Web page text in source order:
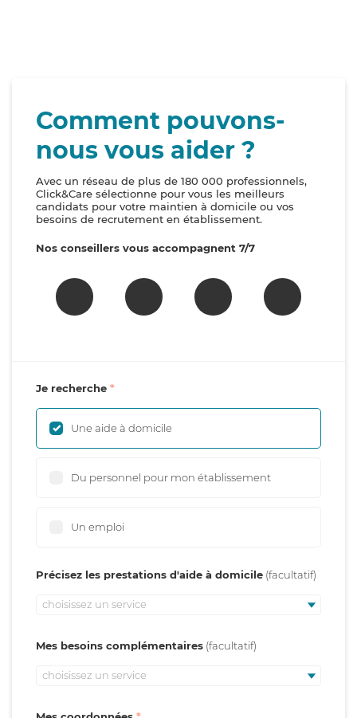
Comment pouvons-
nous vous aider ?
Avec un réseau de plus de 180 000 professionnels,
Click&Care sélectionne pour vous les meilleurs
candidats pour votre maintien à domicile ou vos
besoins de recrutement en établissement.
Nos conseillers vous accompagnent 7/7
Je recherche
Une aide à domicile
Du personnel pour mon établissement
Un emploi
Précisez les prestations d'aide à domicile
choisissez un service
Mes besoins complémentaires
choisissez un service